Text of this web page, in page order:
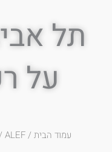
תל
על
עמוד הבית/
ALEF
/